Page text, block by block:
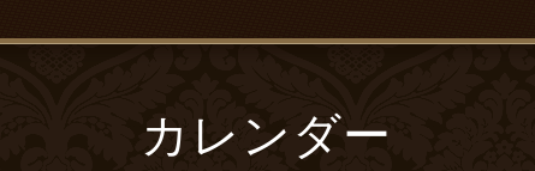
カレンダー